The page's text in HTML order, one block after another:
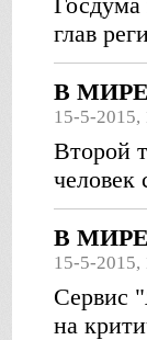
глав
В МИРЕ
15-5-2015,
Второй
человек
В МИРЕ
15-5-2015,
Сервис
на